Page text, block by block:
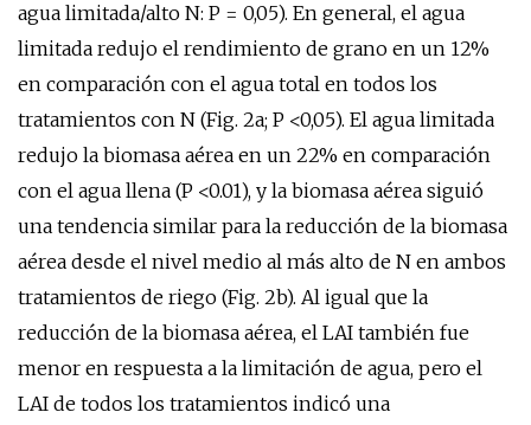
agua limitada/alto N: P = 0,05). En general, el agua
limitada redujo el rendimiento de grano en un 12%
en comparación con el agua total en todos los
tratamientos con N (Fig. 2a; P <0,05). El agua limitada
redujo la biomasa aérea en un 22% en comparación
con el agua llena (P <0.01), y la biomasa aérea siguió
una tendencia similar para la reducción de la biomasa
aérea desde el nivel medio al más alto de N en ambos
tratamientos de riego (Fig. 2b). Al igual que la
reducción de la biomasa aérea, el LAI también fue
menor en respuesta a la limitación de agua, pero el
LAI de todos los tratamientos indicó una